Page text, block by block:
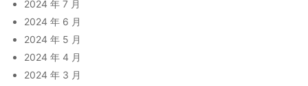
2024 年 7 月
2024 年 6 月
2024 年 5 月
2024 年 4 月
2024 年 3 月